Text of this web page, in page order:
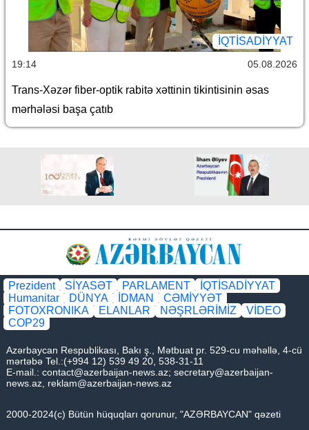
İQTİSADİYYAT
19:14 05.08.2026
Trans-Xəzər fiber-optik rabitə xəttinin tikintisinin əsas
mərhələsi başa çatıb
Prezident SİYASƏT PARLAMENT
İQTİSADİYYAT
Humanitar
DÜNYA İDMAN
CƏMİYYƏT
FOTOXRONIKA
ELANLAR NƏŞRLƏRİMİZ
VİDEO
COP29
Azərbaycan Respublikası, Bakı ş., Mətbuat pr. 529-cu məhəllə, 4-cü
mərtəbə Tel.:(+994 12) 539 49 20, 538-31-11
E-mail.: contact@azerbaijan-news.az; secretary@azerbaijan-
news.az reklam@azerbaijan-news.az
2000-2024(c) Bütün hüquqları qorunur, "AZƏRBAYCAN" qəzeti